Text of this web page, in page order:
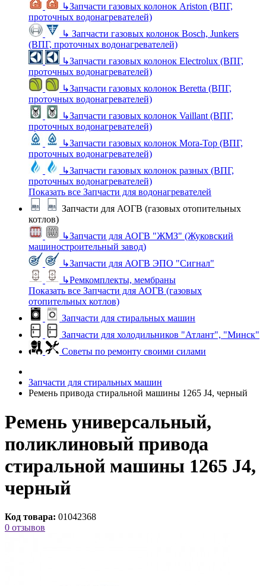
↳Запчасти газовых колонок Ariston (ВПГ,
проточных водонагревателей)
↳ Запчасти газовых колонок Bosch, Junkers
(ВПГ, проточных водонагревателей)
↳Запчасти газовых колонок Electrolux (ВПГ,
проточных водонагревателей)
↳Запчасти газовых колонок Beretta (ВПГ,
проточных водонагревателей)
↳Запчасти газовых колонок Vaillant (ВПГ,
проточных водонагревателей)
↳Запчасти газовых колонок Mora-Top (ВПГ,
проточных водонагревателей)
↳Запчасти газовых колонок разных (ВПГ,
проточных водонагревателей)
Показать все Запчасти для водонагревателей
Запчасти для АОГВ (газовых отопительных
котлов)
↳Запчасти для АОГВ "ЖМЗ" (Жуковский
машиностроительный завод)
↳Запчасти для АОГВ ЭПО "Сигнал"
↳Ремкомплекты, мембраны
Показать все Запчасти для АОГВ (газовых
отопительных котлов)
Запчасти для стиральных машин
Запчасти для холодильников "Атлант", "Минск"
Советы по ремонту своими силами
Запчасти для стиральных машин
Ремень привода стиральной машины 1265 J4, черный
Ремень универсальный,
поликлиновый привода
стиральной машины 1265 J4,
черный
Код товара: 01042368
0 отзывов